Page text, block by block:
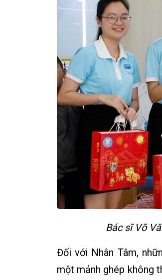
Bác sĩ Võ
Đối với Nhân Tâm,
một mảnh ghép không